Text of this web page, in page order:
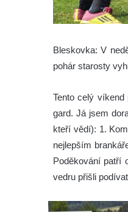
Bleskovka: V
pohár starosty
Tento celý
gard. Já jsem
kteří vědí): 1.
nejlepším
Poděkování patří
vedru přišli